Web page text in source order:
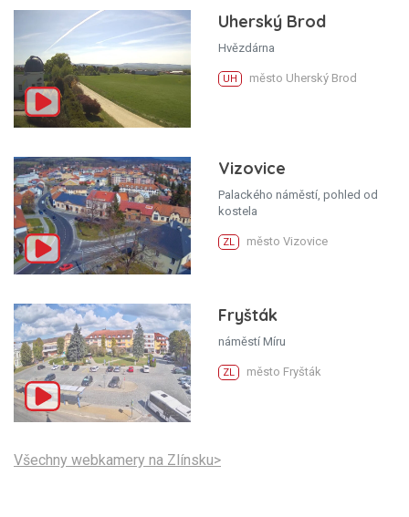
Uherský Brod
Hvězdárna
UH město Uherský Brod
Vizovice
Palackého náměstí, pohled od
kostela
ZL město Vizovice
Fryšták
náměstí Míru
ZL město Fryšták
Všechny webkamery na Zlínsku>